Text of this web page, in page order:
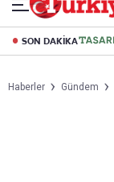
SON DAKİKA
Haberler Gündem